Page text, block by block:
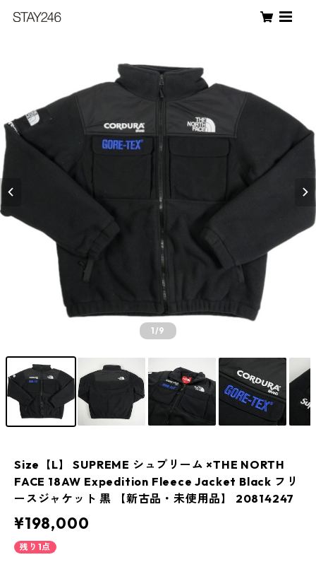
1/9
Size【L】 SUPREME シュプリーム ×THE NORTH
FACE 18AW Expedition Fleece Jacket Black フリ
ースジャケット 黒 【新古品・未使用品】 20814247
¥198,000
残り1点